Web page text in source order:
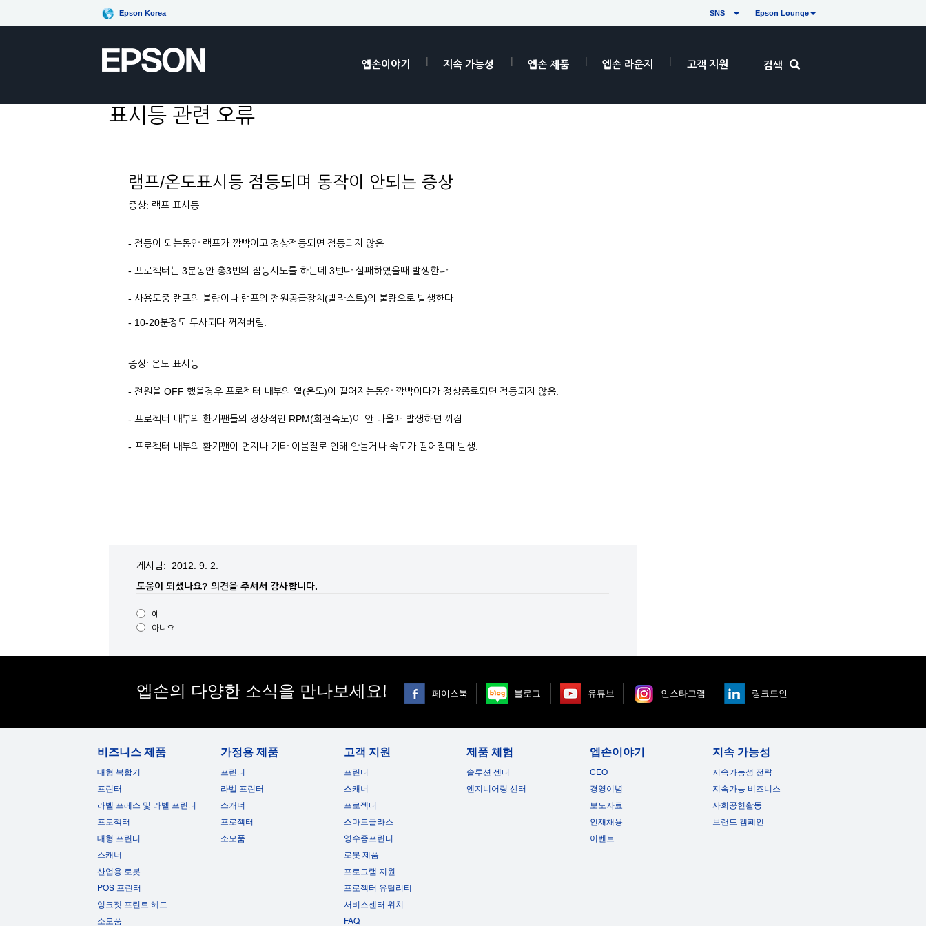
Epson Korea SNS Epson Lounge
엡손이야기 지속 가능성 엡손 제품 엡손 라운지 고객 지원 검색
표시등 관련 오류
램프/온도표시등 점등되며 동작이 안되는 증상
증상: 램프 표시등
- 점등이 되는동안 램프가 깜빡이고 정상점등되면 점등되지 않음
- 프로젝터는 3분동안 총3번의 점등시도를 하는데 3번다 실패하였을때 발생한다
- 사용도중 램프의 불량이나 램프의 전원공급장치(발라스트)의 불량으로 발생한다
- 10-20분정도 투사되다 꺼져버림.
증상: 온도 표시등
- 전원을 OFF 했을경우 프로젝터 내부의 열(온도)이 떨어지는동안 깜빡이다가 정상종료되면 점등되지 않음.
- 프로젝터 내부의 환기팬들의 정상적인 RPM(회전속도)이 안 나올때 발생하면 꺼짐.
- 프로젝터 내부의 환기팬이 먼지나 기타 이물질로 인해 안돌거나 속도가 떨어질때 발생.
게시됨: 2012. 9. 2.
도움이 되셨나요? 의견을 주셔서 감사합니다.
예
아니요
엡손의 다양한 소식을 만나보세요! 페이스북 블로그 유튜브 인스타그램 링크드인
비즈니스 제품
대형 복합기
프린터
라벨 프레스 및 라벨 프린터
프로젝터
대형 프린터
스캐너
산업용 로봇
POS 프린터
잉크젯 프린트 헤드
소모품
가정용 제품
프린터
라벨 프린터
스캐너
프로젝터
소모품
고객 지원
프린터
스캐너
프로젝터
스마트글라스
영수증프린터
로봇 제품
프로그램 지원
프로젝터 유틸리티
서비스센터 위치
FAQ
제품 체험
솔루션 센터
엔지니어링 센터
엡손이야기
CEO
경영이념
보도자료
인재채용
이벤트
지속 가능성
지속가능성 전략
지속가능 비즈니스
사회공헌활동
브랜드 캠페인